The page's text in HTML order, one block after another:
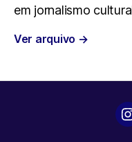
o
o
k
e
em jornalismo
Ver arquivo →